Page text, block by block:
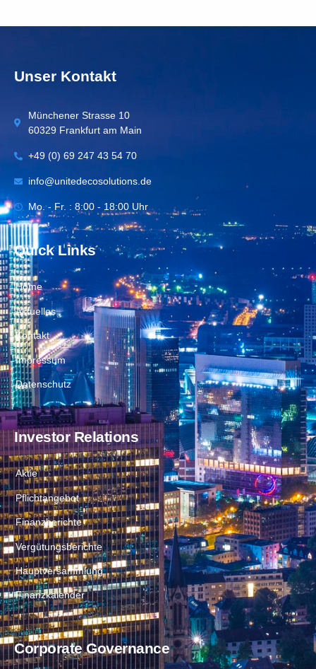
Unser Kontakt
Münchener Strasse 10
60329 Frankfurt am Main
+49 (0) 69 247 43 54 70
info@unitedecosolutions.de
Mo. - Fr. : 8:00 - 18:00 Uhr
Quick Links
Home
Aktuelles
Kontakt
Impressum
Datenschutz
Investor Relations
Aktie
Pflichtangebot
Finanzberichte
Vergütungsberichte
Hauptversammlung
Finanzkalender
Corporate Governance